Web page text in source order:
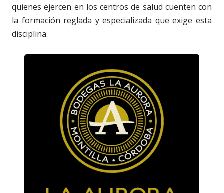
quienes ejercen en los centros de salud cuenten con
la formación reglada y especializada que exige esta
disciplina.